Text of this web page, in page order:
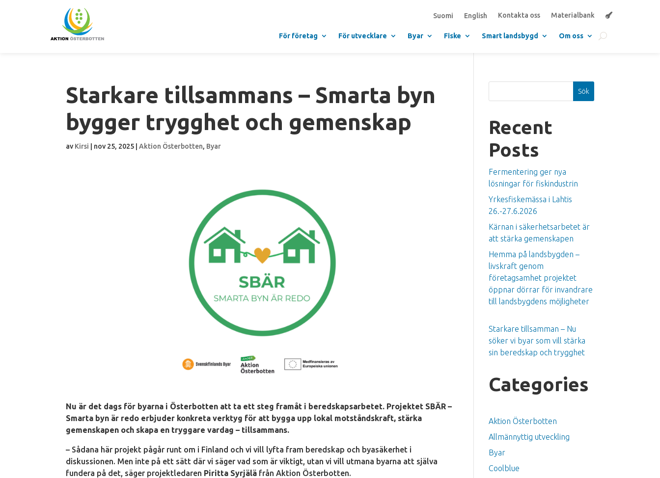
Suomi English Kontakta oss Materialbank
För företag För utvecklare Byar Fiske Smart landsbygd Om oss
Starkare tillsammans – Smarta byn
bygger trygghet och gemenskap
av Kirsi nov 25, 2025 |Aktion Österbotten, Byar
Nu är det dags för byarna i Österbotten att ta ett steg framåt i beredskapsarbetet. Projektet SBÄR –
Smarta byn är redo erbjuder konkreta verktyg för att bygga upp lokal motståndskraft, stärka
gemenskapen och skapa en tryggare vardag – tillsammans.
– Sådana här projekt pågår runt om i Finland och vi vill lyfta fram beredskap och byasäkerhet i
diskussionen. Men inte på ett sätt där vi säger vad som är viktigt, utan vi vill utmana byarna att själva
fundera på det, säger projektledaren Piritta Syrjälä från Aktion Österbotten.
Sök
Recent
Posts
Fermentering ger nya
lösningar för fiskindustrin
Yrkesfiskemässa i Lahtis
26.-27.6.2026
Kärnan i säkerhetsarbetet är
att stärka gemenskapen
Hemma på landsbygden –
livskraft genom
företagsamhet projektet
öppnar dörrar för invandrare
till landsbygdens möjligheter
Starkare tillsamman – Nu
söker vi byar som vill stärka
sin beredskap och trygghet
Categories
Aktion Österbotten
Allmännyttig utveckling
Byar
Coolblue